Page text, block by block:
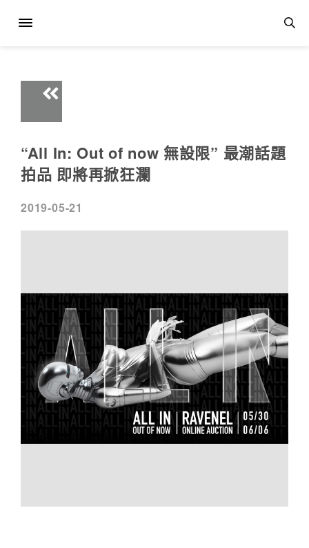
“All In: Out of now 無設限” 最潮話題
拍品 即將再掀狂瀾
2019-05-21